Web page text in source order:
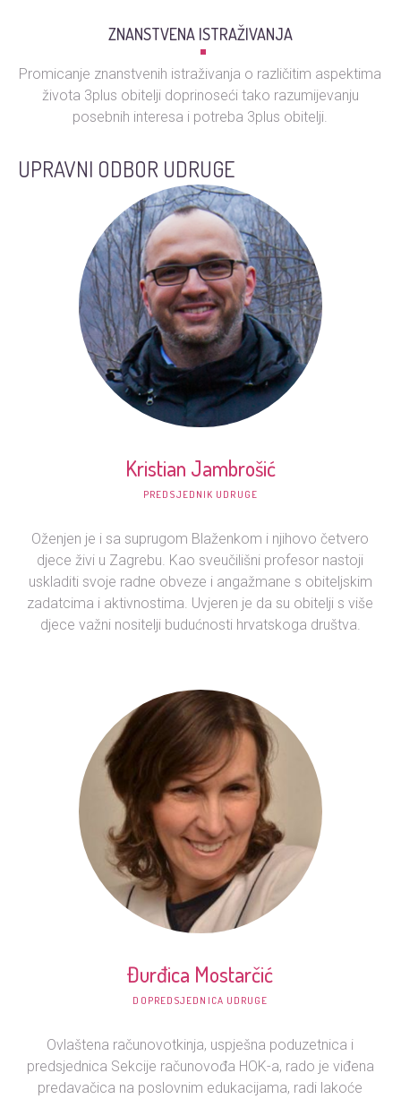
ZNANSTVENA ISTRAŽIVANJA
Promicanje znanstvenih istraživanja o različitim aspektima
života 3plus obitelji doprinoseći tako razumijevanju
posebnih interesa i potreba 3plus obitelji.
UPRAVNI ODBOR UDRUGE
Kristian Jambrošić
PREDSJEDNIK UDRUGE
Oženjen je i sa suprugom Blaženkom i njihovo četvero
djece živi u Zagrebu. Kao sveučilišni profesor nastoji
uskladiti svoje radne obveze i angažmane s obiteljskim
zadatcima i aktivnostima. Uvjeren je da su obitelji s više
djece važni nositelji budućnosti hrvatskoga društva.
Đurđica Mostarčić
DOPREDSJEDNICA UDRUGE
Ovlaštena računovotkinja, uspješna poduzetnica i
predsjednica Sekcije računovođa HOK-a, rado je viđena
predavačica na poslovnim edukacijama, radi lakoće